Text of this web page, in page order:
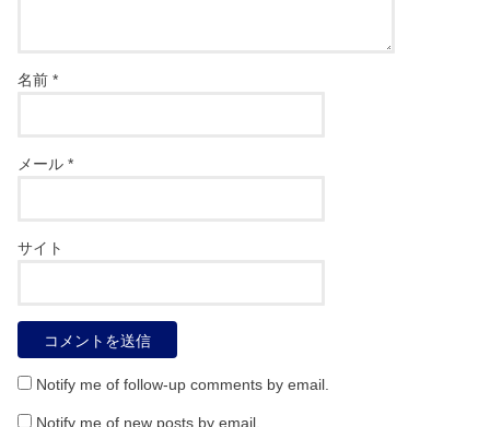
名前*
メール*
サイト
Notify me of follow-up comments by email.
Notify me of new posts by email.